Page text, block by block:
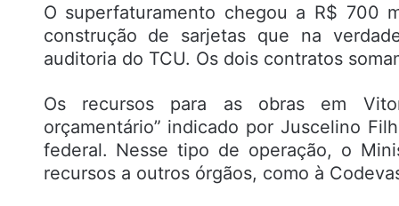
O superfaturamento chegou a R$ 700
construção de sarjetas que na
auditoria do TCU. Os dois contratos
Os recursos para as obras em
orçamentário” indicado por Juscelino
federal. Nesse tipo de operação, o
recursos a outros órgãos, como à